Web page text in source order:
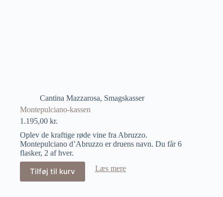
Cantina Mazzarosa, Smagskasser
Montepulciano-kassen
1.195,00 kr.
Oplev de kraftige røde vine fra Abruzzo.
Montepulciano d’Abruzzo er druens navn. Du får 6
flasker, 2 af hver.
Tilføj til kurv Læs mere